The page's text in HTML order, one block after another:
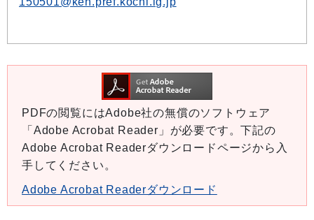
PDFの閲覧にはAdobe社の無償のソフトウェア
「Adobe Acrobat Reader」が必要です。下記の
Adobe Acrobat Readerダウンロードページから入
手してください。
Adobe Acrobat Readerダウンロード